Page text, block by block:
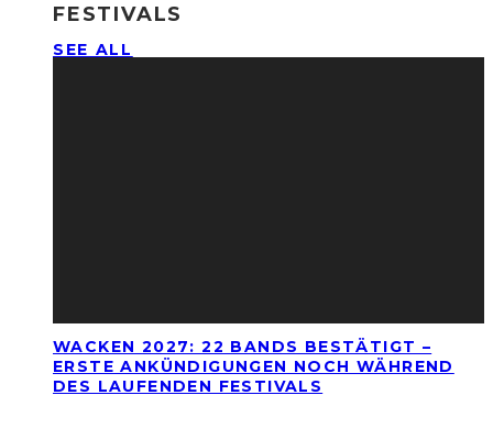
FESTIVALS
SEE ALL
WACKEN 2027: 22 BANDS BESTÄTIGT –
ERSTE ANKÜNDIGUNGEN NOCH WÄHREND
DES LAUFENDEN FESTIVALS